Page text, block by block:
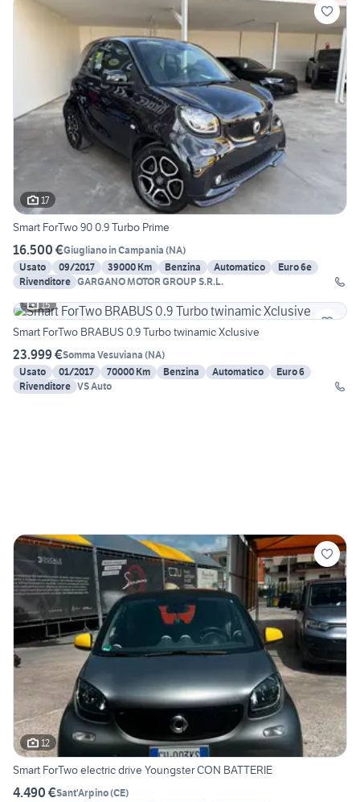
17
Smart ForTwo 90 0.9 Turbo Prime
16.500 €Giugliano in Campania (NA)
Usato
09/2017 39000 Km Benzina Automatico
Euro 6e
Rivenditore GARGANO MOTOR GROUP S.R.L.
15
Smart ForTwo BRABUS 0.9 Turbo twinamic Xclusive
23.999 €Somma Vesuviana (NA)
Usato
01/2017 70000 Km Benzina Automatico
Euro 6
Rivenditore VS Auto
12
Smart ForTwo electric drive Youngster CON BATTERIE
4.490 €Sant'Arpino(CE)